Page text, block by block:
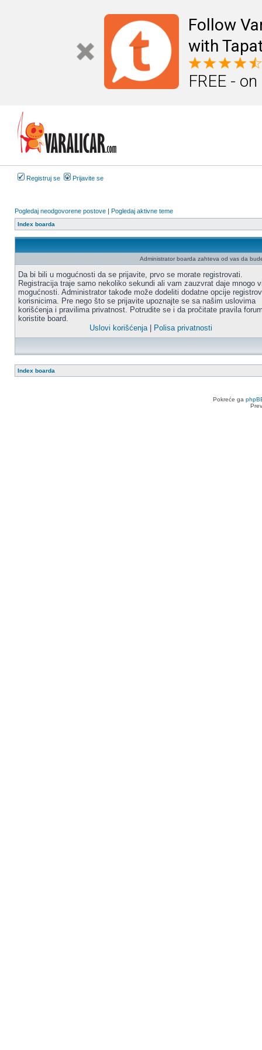
Follow
with
FREE -
Registruj se Prijavite se
Pogledaj neodgovorene postove | Pogledaj aktivne teme
Index boarda
Administrator boarda zahteva od vas da
Da bi bili u mogućnosti da se prijavite, prvo se morate registrovati.
Registracija traje samo nekoliko sekundi ali vam zauzvrat daje mnogo
mogućnosti. Administrator takođe može dodeliti dodatne opcije
korisnicima. Pre nego što se prijavite upoznajte se sa našim uslovima
korišćenja i pravilima privatnost. Potrudite se i da pročitate pravila
koristite board.
Uslovi korišćenja| Polisa privatnosti
Index boarda
Pokreće ga